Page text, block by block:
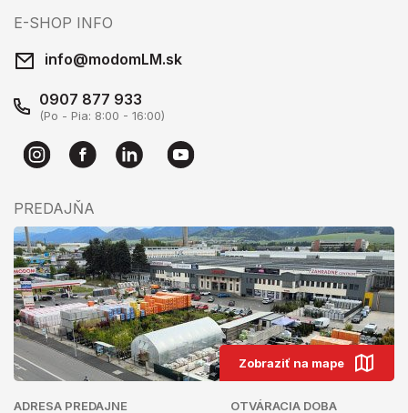
E-SHOP INFO
info@modomLM.sk
0907 877 933
(Po - Pia: 8:00 - 16:00)
PREDAJŇA
Zobraziť na mape
ADRESA PREDAJNE OTVÁRACIA DOBA